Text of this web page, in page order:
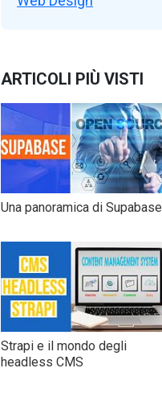
ARTICOLI PIÙ VISTI
Una panoramica di Supabase
Strapi e il mondo degli
headless CMS